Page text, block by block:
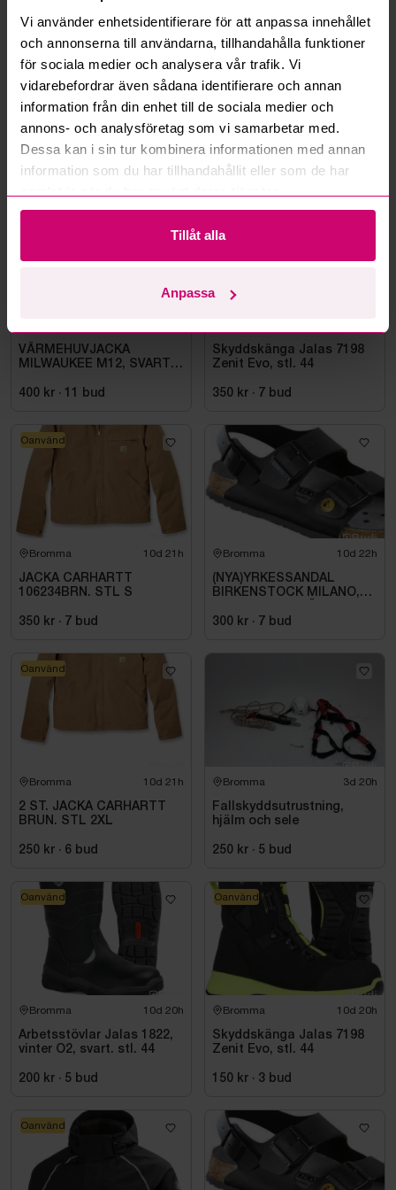
Vi använder enhetsidentifierare för att anpassa innehållet
och annonserna till användarna, tillhandahålla funktioner
för sociala medier och analysera vår trafik. Vi
vidarebefordrar även sådana identifierare och annan
information från din enhet till de sociala medier och
annons- och analysföretag som vi samarbetar med.
Dessa kan i sin tur kombinera informationen med annan
information som du har tillhandahållit eller som de har
Tillåt alla
Anpassa
Kan ni frakta mina vunna objekt?
Läs fler frågor och svar
Mer från samma kategori
VÄRMEHUVJACKA
MILWAUKEE M12, SVART
400 kr · 11 bud
Oanvänd
Skyddskänga Jalas 7198
Zenit Evo, stl. 44
350 kr · 7 bud
Oanvänd
Bromma 10d 21h
JACKA CARHARTT
106234BRN. STL S
350 kr · 7 bud
Oanvänd
Bromma 10d 22h
(NYA)YRKESSANDAL
BIRKENSTOCK MILANO,
SVART. STL 42
300 kr · 7 bud
Bromma 10d 21h
2 ST. JACKA CARHARTT
BRUN. STL 2XL
250 kr · 6 bud
Oanvänd
Bromma 3d 20h
Fallskyddsutrustning,
hjälm och sele
250 kr · 5 bud
Bromma 10d 20h
Arbetsstövlar Jalas 1822,
vinter O2, svart. stl. 44
200 kr · 5 bud
Oanvänd
Bromma 10d 20h
Skyddskänga Jalas 7198
Zenit Evo, stl. 44
150 kr · 3 bud
Oanvänd
Oanvänd